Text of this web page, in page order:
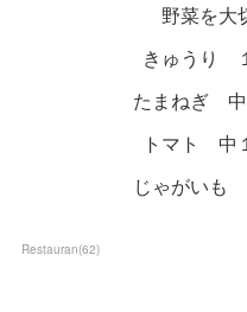
野菜を大
きゅうり
たまねぎ
トマト 中
じゃがいも
Restauran(62)